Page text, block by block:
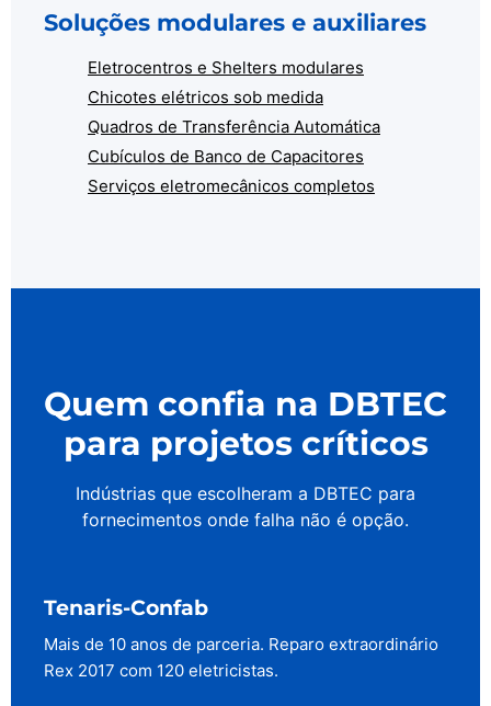
Soluções modulares e auxiliares
Eletrocentros e Shelters modulares
Chicotes elétricos sob medida
Quadros de Transferência Automática
Cubículos de Banco de Capacitores
Serviços eletromecânicos completos
Quem confia na DBTEC
para projetos críticos
Indústrias que escolheram a DBTEC para
fornecimentos onde falha não é opção.
Tenaris-Confab
Mais de 10 anos de parceria. Reparo extraordinário
Rex 2017 com 120 eletricistas.